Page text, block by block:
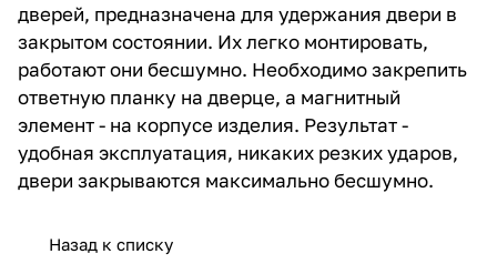
дверей, предназначена для удержания двери в
закрытом состоянии. Их легко монтировать,
работают они бесшумно. Необходимо закрепить
ответную планку на дверце, а магнитный
элемент - на корпусе изделия. Результат -
удобная эксплуатация, никаких резких ударов,
двери закрываются максимально бесшумно.
Назад к списку